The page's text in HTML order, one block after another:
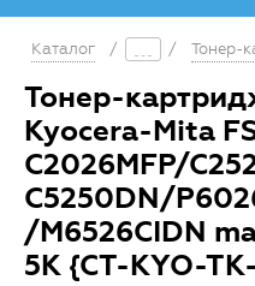
Каталог / / Тонер-
Тонер-
Kyocera-Mita
C2026MFP/
C5250DN/
/M6526CIDN
5K {CT-KYO-